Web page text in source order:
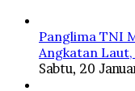
Panglima TNI
Angkatan
Sabtu, 20